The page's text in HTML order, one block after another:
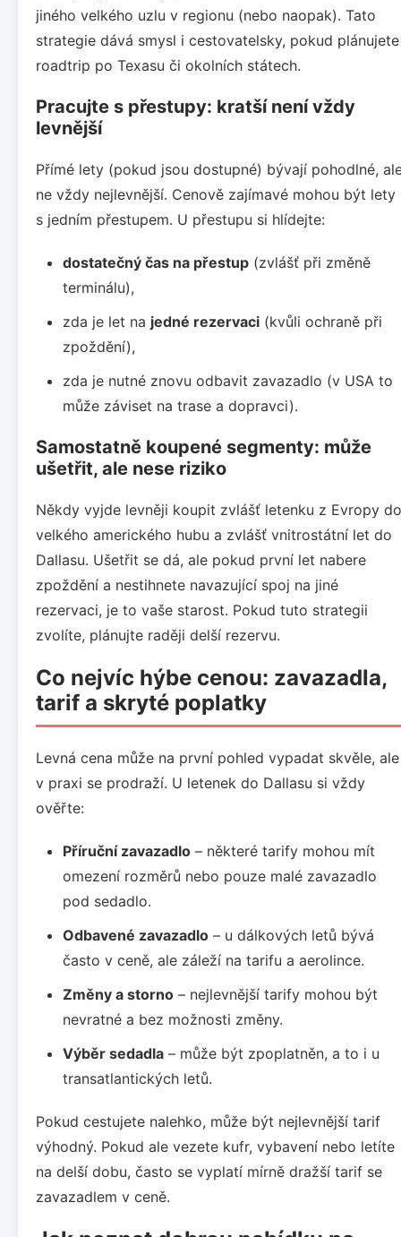
jiného velkého uzlu v regionu (nebo naopak). Tato
strategie dává smysl i cestovatelsky, pokud plánujete
roadtrip po Texasu či okolních státech.
Pracujte s přestupy: kratší není vždy
levnější
Přímé lety (pokud jsou dostupné) bývají pohodlné,
ne vždy nejlevnější. Cenově zajímavé mohou být lety
s jedním přestupem. U přestupu si hlídejte:
dostatečný čas na přestup (zvlášť při změně
terminálu),
zda je let na jedné rezervaci (kvůli ochraně při
zpoždění),
zda je nutné znovu odbavit zavazadlo (v USA to
může záviset na trase a dopravci).
Samostatně koupené segmenty: může
ušetřit, ale nese riziko
Někdy vyjde levněji koupit zvlášť letenku z Evropy do
velkého amerického hubu a zvlášť vnitrostátní let do
Dallasu. Ušetřit se dá, ale pokud první let nabere
zpoždění a nestihnete navazující spoj na jiné
rezervaci, je to vaše starost. Pokud tuto strategii
zvolíte, plánujte raději delší rezervu.
Co nejvíc hýbe cenou: zavazadla,
tarif a skryté poplatky
Levná cena může na první pohled vypadat skvěle, ale
v praxi se prodraží. U letenek do Dallasu si vždy
ověřte:
Příruční zavazadlo – některé tarify mohou mít
omezení rozměrů nebo pouze malé zavazadlo
pod sedadlo.
Odbavené zavazadlo – u dálkových letů bývá
často v ceně, ale záleží na tarifu a aerolince.
Změny a storno – nejlevnější tarify mohou být
nevratné a bez možnosti změny.
Výběr sedadla – může být zpoplatněn, a to i u
transatlantických letů.
Pokud cestujete nalehko, může být nejlevnější tarif
výhodný. Pokud ale vezete kufr, vybavení nebo letíte
na delší dobu, často se vyplatí mírně dražší tarif se
zavazadlem v ceně.